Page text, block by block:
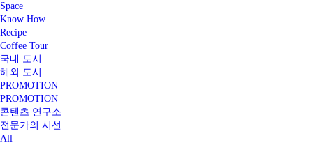
Space
Know How
Recipe
Coffee Tour
국내 도시
해외 도시
PROMOTION
PROMOTION
콘텐츠 연구소
전문가의 시선
All